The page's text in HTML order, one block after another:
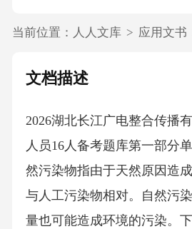
当前位置： 人人文库 > 应用文书
文档描述
2026湖北长江广电整合传播
人员16人备考题库第一部分
然污染物指由于天然原因造
与人工污染物相对。自然污
量也可能造成环境的污染。